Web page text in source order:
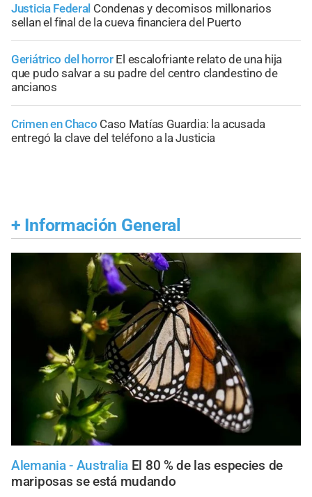
Justicia Federal Condenas y decomisos millonarios
sellan el final de la cueva financiera del Puerto
Geriátrico del horror El escalofriante relato de una hija
que pudo salvar a su padre del centro clandestino de
ancianos
Crimen en Chaco Caso Matías Guardia: la acusada
entregó la clave del teléfono a la Justicia
+ Información General
Alemania - Australia El 80 % de las especies de
mariposas se está mudando